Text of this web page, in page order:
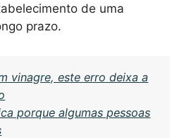
de uma
prazo.
vinagre, este erro deixa a
porque algumas pessoas